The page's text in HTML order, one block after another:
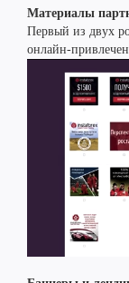
Материалы
Первый из двух
онлайн-